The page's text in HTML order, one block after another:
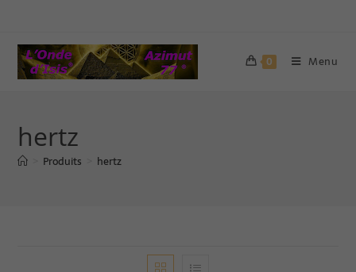
0 Menu
hertz
Produits hertz